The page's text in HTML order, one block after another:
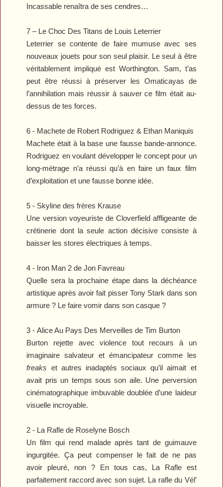
Incassable renaîtra de ses cendres…
7 – Le Choc Des Titans de Louis Leterrier
Leterrier se contente de faire mumuse avec ses
nouveaux jouets pour son seul plaisir. Le seul à être
véritablement impliqué est Worthington. Sam, t’as
peut être réussi à préserver les Omaticayas de
l’annihilation mais réussir à sauver ce film était au-
dessus de tes forces.
6 - Machetede Robert Rodriguez & Ethan Maniquis
Macheteétait à la base une fausse bande-annonce.
Rodriguez en voulant développer le concept pour un
long-métrage n’a réussi qu’à en faire un faux film
d’exploitation et une fausse bonne idée.
5 - Skylinedes frères Krause
Une version voyeuriste deCloverfieldaffligeante de
crétinerie dont la seule action décisive consiste à
baisser les stores électriques à temps.
4 - Iron Man 2 de Jon Favreau
Quelle sera la prochaine étape dans la déchéance
artistique après avoir fait pisser Tony Stark dans son
armure ? Le faire vomir dans son casque ?
3 -Alice Au Pays Des Merveilles de Tim Burton
Burton rejette avec violence tout recours à un
imaginaire salvateur et émancipateur comme les
freaks et autres inadaptés sociaux qu’il aimait et
avait pris un temps sous son aile. Une perversion
cinématographique imbuvable doublée d’une laideur
visuelle incroyable.
2 - La Rafle de Roselyne Bosch
Un film qui rend malade après tant de guimauve
ingurgitée. Ça peut compenser le fait de ne pas
avoir pleuré, non ? En tous cas, La Rafleest
parfaitement raccord avec son sujet. La rafle du Vél’